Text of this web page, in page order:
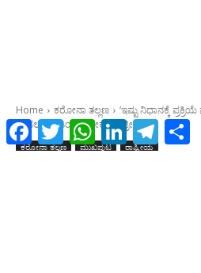
Facebook
TwitterWhatsApp
LinkedInTelegram